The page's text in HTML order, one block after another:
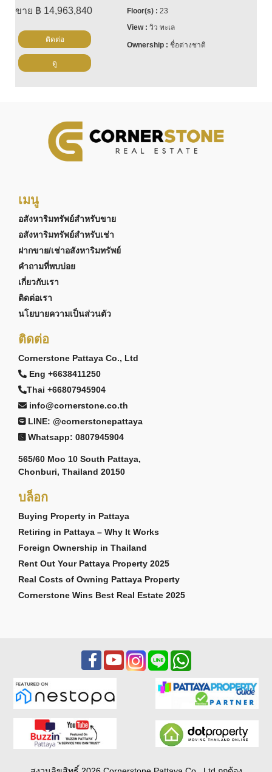
ขาย ฿ 14,963,840
23
วิว ทะเล
ชื่อต่างชาติ
ติดต่อ
ดู
เมนู
อสังหาริมทรัพย์สำหรับขาย
อสังหาริมทรัพย์สำหรับเช่า
ฝากขาย/เช่าอสังหาริมทรัพย์
คำถามที่พบบ่อย
เกี่ยวกับเรา
ติดต่อเรา
นโยบายความเป็นส่วนตัว
ติดต่อ
Cornerstone Pattaya Co., Ltd
Eng +6638411250
Thai +66807945904
info@cornerstone.co.th
LINE: @cornerstonepattaya
Whatsapp: 0807945904
565/60 Moo 10 South Pattaya,
Chonburi, Thailand 20150
บล็อก
Buying Property in Pattaya
Retiring in Pattaya – Why It Works
Foreign Ownership in Thailand
Rent Out Your Pattaya Property 2025
Real Costs of Owning Pattaya Property
Cornerstone Wins Best Real Estate 2025